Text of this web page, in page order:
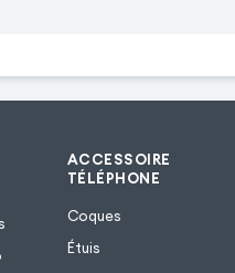
ACCESSOIRE
TÉLÉPHONE
Coques
Étuis